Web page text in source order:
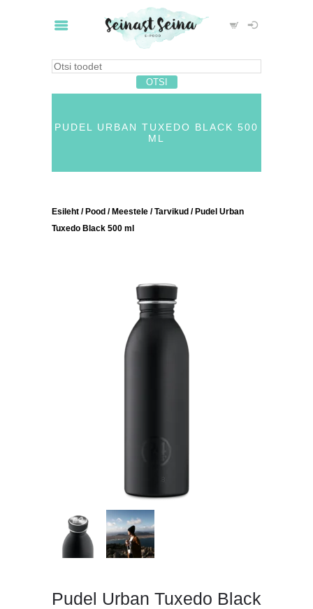
PUDEL URBAN TUXEDO BLACK 500
ML
Esileht / Pood / Meestele /Tarvikud / Pudel Urban
Tuxedo Black 500 ml
Pudel Urban Tuxedo Black